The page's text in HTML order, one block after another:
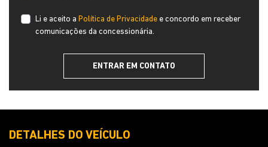
Li e aceito a Política de Privacidade e concordo em receber
comunicações da concessionária.
ENTRAR EM CONTATO
DETALHES DO VEÍCULO